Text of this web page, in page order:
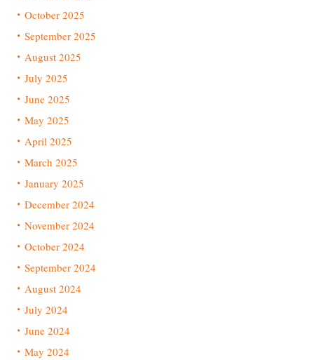
October 2025
September 2025
August 2025
July 2025
June 2025
May 2025
April 2025
March 2025
January 2025
December 2024
November 2024
October 2024
September 2024
August 2024
July 2024
June 2024
May 2024